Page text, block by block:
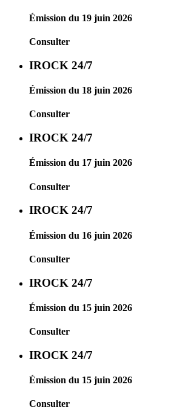
Émission du 19 juin 2026
Consulter
IROCK 24/7
Émission du 18 juin 2026
Consulter
IROCK 24/7
Émission du 17 juin 2026
Consulter
IROCK 24/7
Émission du 16 juin 2026
Consulter
IROCK 24/7
Émission du 15 juin 2026
Consulter
IROCK 24/7
Émission du 15 juin 2026
Consulter